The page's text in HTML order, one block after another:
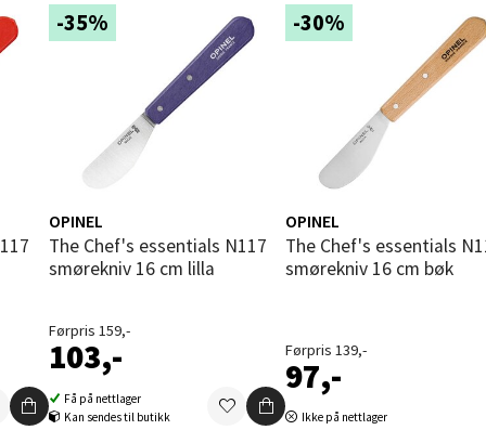
-35%
OPINEL
The Chef's essentials N117
smørekniv 16 cm lilla
Førpris 159,-
103,-
Få på nettlager
Kan sendes til butikk
-30%
OPINEL
The Chef's essentials N117
smørekniv 16 cm bøk
Førpris 139,-
97,-
Ikke på nettlager
dag 10-21
- Thon Senter Sartor
dag 10-21
- Sirkus Shopping
5, 7044 Trondheim
dag 09-21